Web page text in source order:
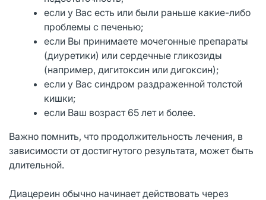
если у Вас есть или были раньше какие-либо
проблемы с печенью;
если Вы принимаете мочегонные препараты
(диуретики) или сердечные гликозиды
(например, дигитоксин или дигоксин);
если у Вас синдром раздраженной толстой
кишки;
если Ваш возраст 65 лет и более.
Важно помнить, что продолжительность лечения, в
зависимости от достигнутого результата, может быть
длительной.
Диацереин обычно начинает действовать через